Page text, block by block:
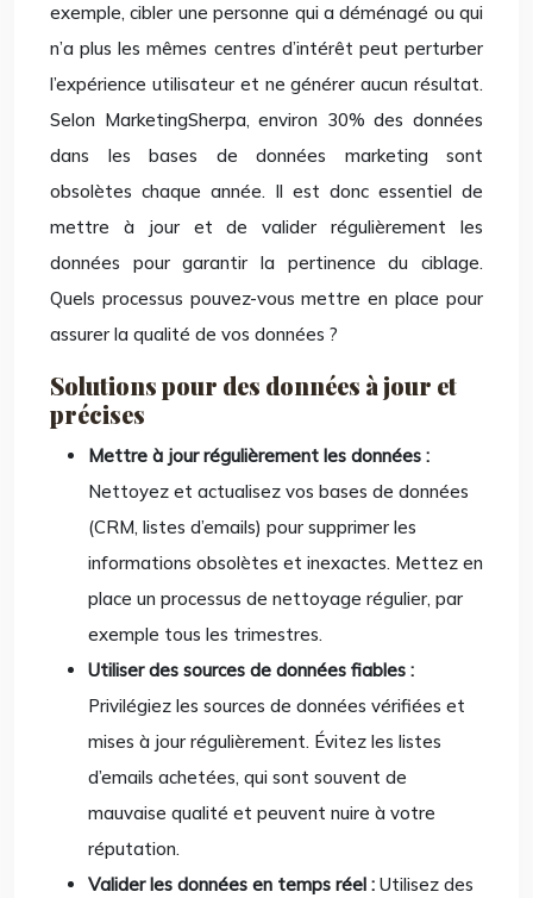
exemple, cibler une personne qui a déménagé ou qui
n’a plus les mêmes centres d’intérêt peut perturber
l’expérience utilisateur et ne générer aucun résultat.
Selon MarketingSherpa, environ 30% des données
dans les bases de données marketing sont
obsolètes chaque année. Il est donc essentiel de
mettre à jour et de valider régulièrement les
données pour garantir la pertinence du ciblage.
Quels processus pouvez-vous mettre en place pour
assurer la qualité de vos données ?
Solutions pour des données à jour et
précises
Mettre à jour régulièrement les données :
Nettoyez et actualisez vos bases de données
(CRM, listes d’emails) pour supprimer les
informations obsolètes et inexactes. Mettez en
place un processus de nettoyage régulier, par
exemple tous les trimestres.
Utiliser des sources de données fiables :
Privilégiez les sources de données vérifiées et
mises à jour régulièrement. Évitez les listes
d’emails achetées, qui sont souvent de
mauvaise qualité et peuvent nuire à votre
réputation.
Valider les données en temps réel : Utilisez des